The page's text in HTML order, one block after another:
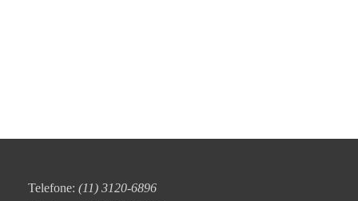
Telefone: (11) 3120-6896